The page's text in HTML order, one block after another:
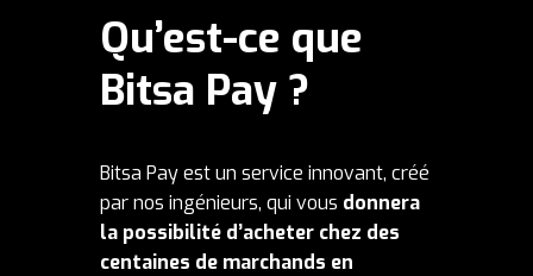
Qu’est-ce que
Bitsa Pay ?
Bitsa Pay est un service innovant, créé
par nos ingénieurs, qui vous donnera
la possibilité d’acheter chez des
centaines de marchands en